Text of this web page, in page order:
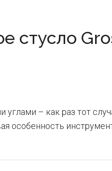
стусло
углами – как раз тот
особенность